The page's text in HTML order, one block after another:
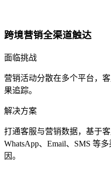
跨境营销全渠道触达
面临挑战
营销活动分散在多个平台，
果追踪。
解决方案
打通客服与营销数据，基于
WhatsApp、Email、SMS 等
因。